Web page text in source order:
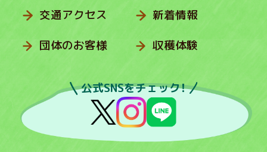
交通アクセス
団体のお客様
新着情報
収穫体験
公式SNSをチェック！